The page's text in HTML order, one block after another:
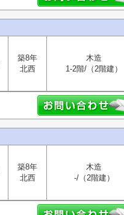
築8年
北西
木造
1‐2階/（2階建）
築8年
北西
木造
-/（2階建）